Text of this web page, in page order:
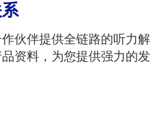
伙伴提供全链路的听力
资料，为您提供强力的发